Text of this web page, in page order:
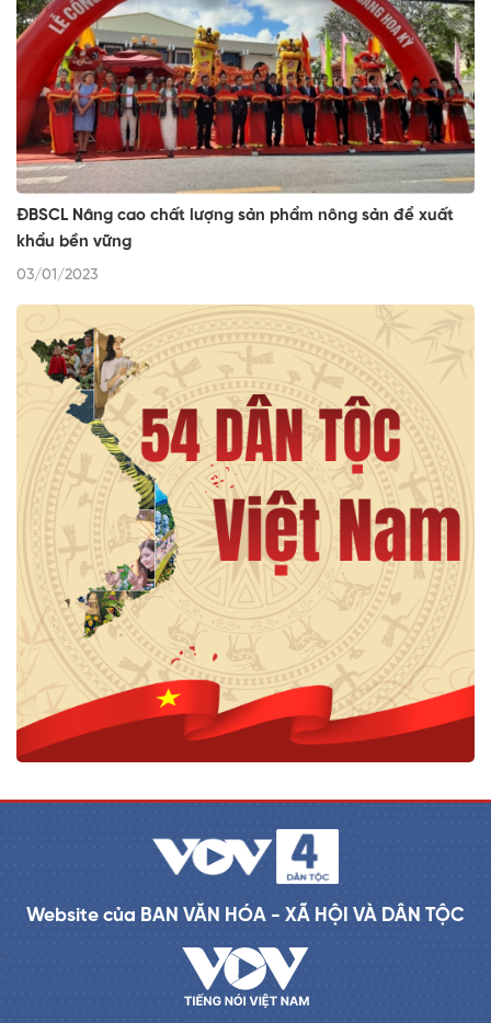
ĐBSCL Nâng cao chất lượng sản phẩm nông sản để xuất
khẩu bền vững
03/01/2023
Website của BAN VĂN HÓA - XÃ HỘI VÀ DÂN TỘC